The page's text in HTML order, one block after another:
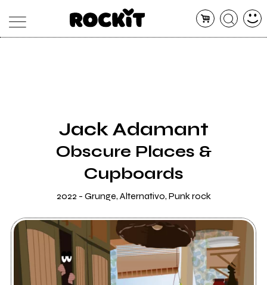
SHOP
RADIO
Jack Adamant
Obscure Places &
Cupboards
2022 - Grunge, Alternativo, Punk rock